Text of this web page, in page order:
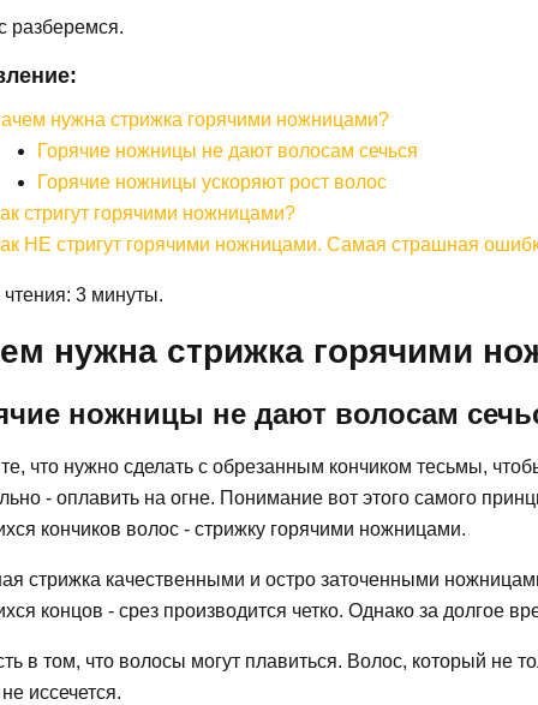
разберемся.
нужна стрижка горячими ножницами?
Горячие ножницы не дают волосам сечься
Горячие ножницы ускоряют рост волос
стригут горячими ножницами?
НЕ стригут горячими ножницами. Самая страшная
3 минуты.
нужна стрижка горячими
ножницы не дают волосам
что нужно сделать с обрезанным кончиком тесьмы,
- оплавить на огне. Понимание вот этого самого
кончиков волос - стрижку горячими ножницами.
стрижка качественными и остро заточенными
концов - срез производится четко. Однако за долгое
в том, что волосы могут плавиться. Волос, который не
иссечется.